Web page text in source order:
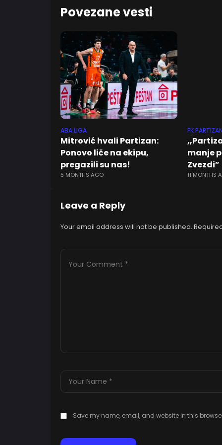
Povezane vesti
ABA LIGA
Mitrović hvali Partizan:
Ponovo liče na ekipu,
pregazili su nas!
5 MONTHS AGO
FK
manje
Zvezdi”
11 MONTHS
Leave a Reply
Your email address will not be published.
Save my name, email, and website in this